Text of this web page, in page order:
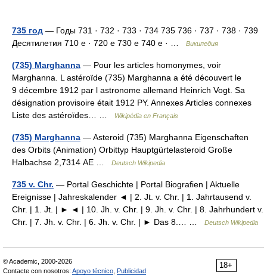
735 год — Годы 731 · 732 · 733 · 734 735 736 · 737 · 738 · 739
Десятилетия 710 е · 720 е 730 е 740 е · …
Википедия
(735) Marghanna — Pour les articles homonymes, voir
Marghanna. L astéroïde (735) Marghanna a été découvert le
9 décembre 1912 par l astronome allemand Heinrich Vogt. Sa
désignation provisoire était 1912 PY. Annexes Articles connexes
Liste des astéroïdes… …
Wikipédia en Français
(735) Marghanna — Asteroid (735) Marghanna Eigenschaften
des Orbits (Animation) Orbittyp Hauptgürtelasteroid Große
Halbachse 2,7314 AE …
Deutsch Wikipedia
735 v. Chr. — Portal Geschichte | Portal Biografien | Aktuelle
Ereignisse | Jahreskalender ◄ | 2. Jt. v. Chr. | 1. Jahrtausend v.
Chr. | 1. Jt. | ► ◄ | 10. Jh. v. Chr. | 9. Jh. v. Chr. | 8. Jahrhundert v.
Chr. | 7. Jh. v. Chr. | 6. Jh. v. Chr. | ► Das 8.… …
Deutsch Wikipedia
18+
© Academic, 2000-2026
Contacte con nosotros: Apoyo técnico Publicidad